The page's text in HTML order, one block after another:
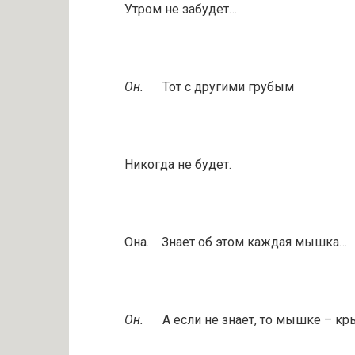
Утром не забудет…
Он. Тот с другими грубым
Никогда не будет.
Она. Знает об этом каждая мышка…
Он. А если не знает, то мышке –